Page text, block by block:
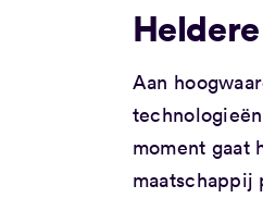
Aan
moment gaat